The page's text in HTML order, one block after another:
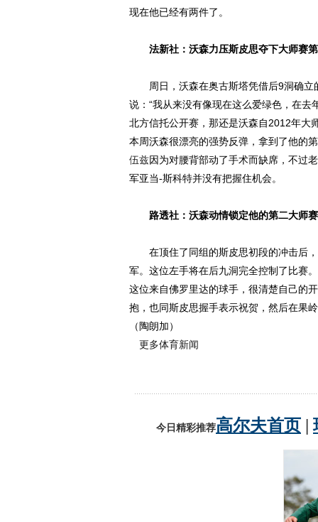
现在他已经有两件了。
法新社：沃森力压斯皮思夺下大师赛
周日，沃森在奥古斯塔凭借后9洞确立
说：“我从来没有像现在这么爱绿色，在
北方信托公开赛，那还是沃森自2012年大
本周沃森很漂亮的强势反弹，拿到了他的
伍兹因为对腰背部动了手术而缺席，不过
军亚当-斯科特并没有把握住机会。
路透社：沃森动情锁定他的第二大师
在顶住了同组的斯皮思初段的冲击后，
军。这位左手将在后九洞完全控制了比赛
这位来自佛罗里达的球手，很清楚自己的
抱，也同斯皮思握手表示祝贺，然后在果
（陶朗加）
更多体育新闻